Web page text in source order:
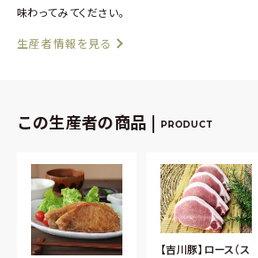
味わってみてください。
生産者情報を見る
この生産者の商品 | PRODUCT
【吉川豚】ロース（ス